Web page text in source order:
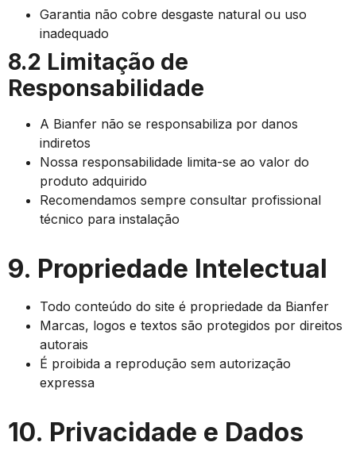
Garantia não cobre desgaste natural ou uso
inadequado
8.2 Limitação de
Responsabilidade
A Bianfer não se responsabiliza por danos
indiretos
Nossa responsabilidade limita-se ao valor do
produto adquirido
Recomendamos sempre consultar profissional
técnico para instalação
9. Propriedade Intelectual
Todo conteúdo do site é propriedade da Bianfer
Marcas, logos e textos são protegidos por direitos
autorais
É proibida a reprodução sem autorização
expressa
10. Privacidade e Dados